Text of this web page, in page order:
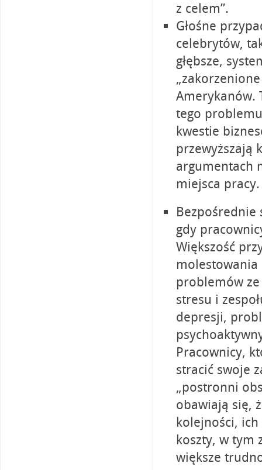
z celem”.
Głośne
celebrytów,
głębsze,
Amerykanów.
tego
kwestie
przewyższają
argumentach
miejsca
Bezpośrednie
gdy
Większość
molestowania
problemów
stresu i
depresji,
Pracownicy,
stracić swoje
„postronni
obawiają się,
kolejności,
koszty, w tym
większe